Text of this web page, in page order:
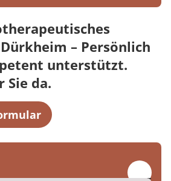
– Persönlich
unterstützt.
Sie da.